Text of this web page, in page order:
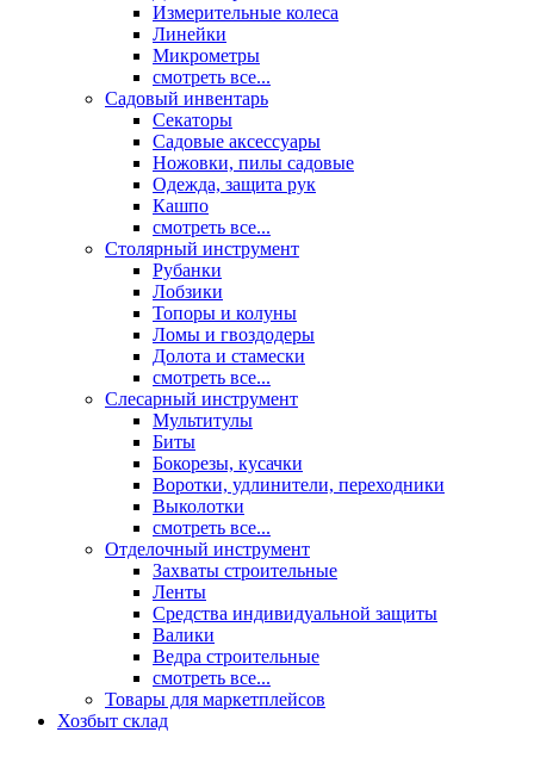
Измерительные колеса
Линейки
Микрометры
смотреть все...
Садовый инвентарь
Секаторы
Садовые аксессуары
Ножовки, пилы садовые
Одежда, защита рук
Кашпо
смотреть все...
Столярный инструмент
Рубанки
Лобзики
Топоры и колуны
Ломы и гвоздодеры
Долота и стамески
смотреть все...
Слесарный инструмент
Мультитулы
Биты
Бокорезы, кусачки
Воротки, удлинители, переходники
Выколотки
смотреть все...
Отделочный инструмент
Захваты строительные
Ленты
Средства индивидуальной защиты
Валики
Ведра строительные
смотреть все...
Товары для маркетплейсов
Хозбыт склад